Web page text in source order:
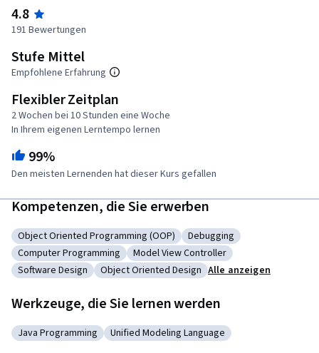
4.8
191 Bewertungen
Stufe Mittel
Empfohlene Erfahrung
Flexibler Zeitplan
2 Wochen bei 10 Stunden eine Woche
In Ihrem eigenen Lerntempo lernen
99%
Den meisten Lernenden hat dieser Kurs gefallen
Kompetenzen, die Sie erwerben
Kategorie: Object Oriented Programming (OOP)
Object Oriented Programming (OOP) Kategorie: Debugging
Debugging
Kategorie: Computer Programming
Computer Programming Kategorie: Model View Controller
Model View Controller
Kategorie: Software Design
Software Design Kategorie: Object Oriented Design
Object Oriented Design Alle anzeigen
Werkzeuge, die Sie lernen werden
Kategorie: Java Programming
Java Programming Kategorie: Unified Modeling Language
Unified Modeling Language